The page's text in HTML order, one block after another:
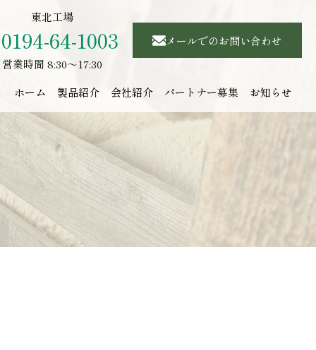
東北工場
0194-64-1003
営業時間 8:30～17:30
メールでのお問い合わせ
ホーム 製品紹介 会社紹介 パートナー募集 お知らせ